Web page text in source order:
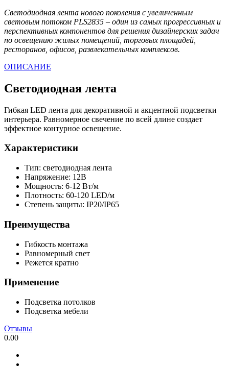
Светодиодная лента нового поколения с увеличенным
световым потоком PLS2835 – один из самых прогрессивных и
перспективных компонентов для решения дизайнерских задач
по освещению жилых помещений, торговых площадей,
ресторанов, офисов, развлекательных комплексов.
ОПИСАНИЕ
Светодиодная лента
Гибкая LED лента для декоративной и акцентной подсветки
интерьера. Равномерное свечение по всей длине создает
эффектное контурное освещение.
Характеристики
Тип: светодиодная лента
Напряжение: 12В
Мощность: 6-12 Вт/м
Плотность: 60-120 LED/м
Степень защиты: IP20/IP65
Преимущества
Гибкость монтажа
Равномерный свет
Режется кратно
Применение
Подсветка потолков
Подсветка мебели
Отзывы
0.00